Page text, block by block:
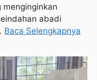
menginginkan
abadi
Baca Selengkapnya